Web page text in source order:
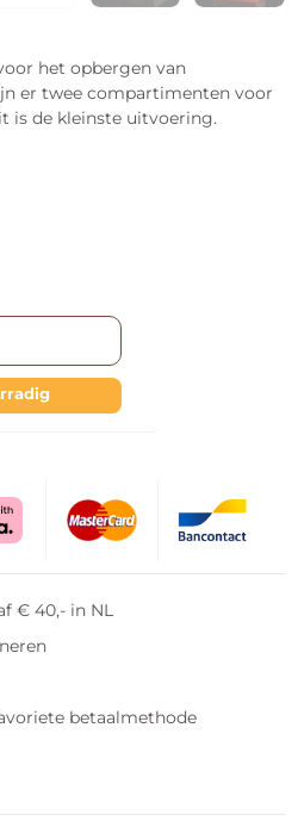
het opbergen van
er twee compartimenten voor
is de kleinste uitvoering.
€ 40,- in NL
betaalmethode